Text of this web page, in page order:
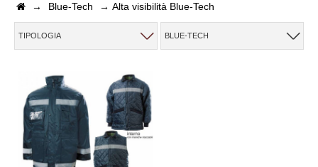
INSERISCI IL NOME DEL PRODOTTO CHE STAI
CERCANDO
CHIUDI RICERCA
→ Blue-Tech → Alta visibilità Blue-Tech
TIPOLOGIA BLUE-TECH